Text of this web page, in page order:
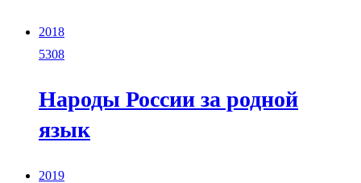
2018
5308
Народы России за родной
язык
2019